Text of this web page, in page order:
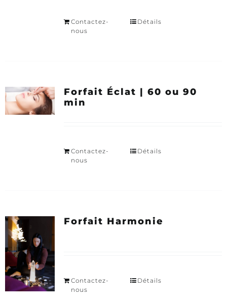
Contactez-
nous
Détails
Forfait Éclat | 60 ou 90
min
Contactez-
nous
Détails
Forfait Harmonie
Contactez-
nous
Détails